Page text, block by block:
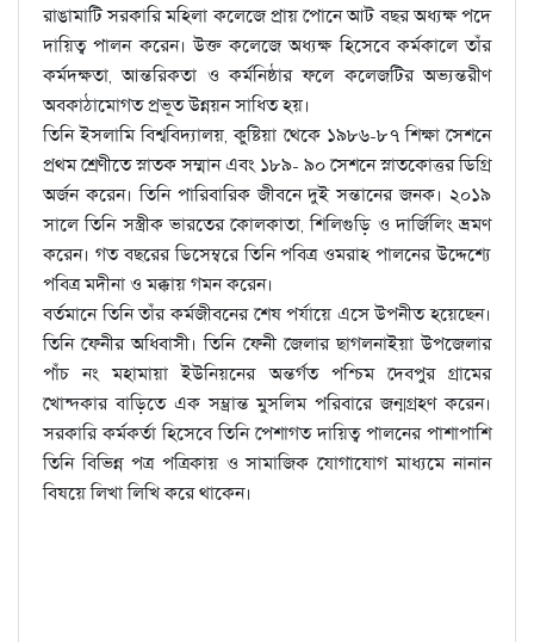
রাঙামাটি সরকারি মহিলা কলেজে প্রায় পোনে আট বছর অধ্যক্ষ পদে
দায়িত্ব পালন করেন। উক্ত কলেজে অধ্যক্ষ হিসেবে কর্মকালে তাঁর
কর্মদক্ষতা, আন্তরিকতা ও কর্মনিষ্ঠার ফলে কলেজটির অভ্যন্তরীণ
অবকাঠামোগত প্রভূত উন্নয়ন সাধিত হয়।
তিনি ইসলামি বিশ্ববিদ্যালয়, কুষ্টিয়া থেকে ১৯৮৬-৮৭ শিক্ষা সেশনে
প্রথম শ্রেণীতে স্নাতক সম্মান এবং ১৮৯- ৯০ সেশনে স্নাতকোত্তর ডিগ্রি
অর্জন করেন। তিনি পারিবারিক জীবনে দুই সন্তানের জনক। ২০১৯
সালে তিনি সস্ত্রীক ভারতের কোলকাতা, শিলিগুড়ি ও দার্জিলিং ভ্রমণ
করেন। গত বছরের ডিসেম্বরে তিনি পবিত্র ওমরাহ পালনের উদ্দেশ্যে
পবিত্র মদীনা ও মক্কায় গমন করেন।
বর্তমানে তিনি তাঁর কর্মজীবনের শেষ পর্যায়ে এসে উপনীত হয়েছেন।
তিনি ফেনীর অধিবাসী। তিনি ফেনী জেলার ছাগলনাইয়া উপজেলার
পাঁচ নং মহামায়া ইউনিয়নের অন্তর্গত পশ্চিম দেবপুর গ্রামের
খোন্দকার বাড়িতে এক সম্ভ্রান্ত মুসলিম পরিবারে জন্মগ্রহণ করেন।
সরকারি কর্মকর্তা হিসেবে তিনি পেশাগত দায়িত্ব পালনের পাশাপাশি
তিনি বিভিন্ন পত্র পত্রিকায় ও সামাজিক যোগাযোগ মাধ্যমে নানান
বিষয়ে লিখা লিখি করে থাকেন।